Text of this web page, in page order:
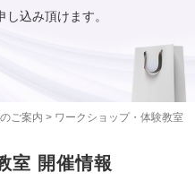
ご案内 > ワークショップ・体験教室
込み頂けます。
室 開催情報